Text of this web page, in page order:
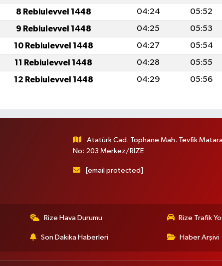
8 Rebiulevvel 1448 04:24 05:52
9 Rebiulevvel 1448 04:25 05:53
10 Rebiulevvel 1448 04:27 05:54
11 Rebiulevvel 1448 04:28 05:55
12 Rebiulevvel 1448 04:29 05:56
Atatürk Cad. Tophane Mah. Tevfik
No: 203 Merkez/RİZE
[email protected]
Rize Hava Durumu Rize Trafik
Son Dakika Haberleri Haber Arşivi